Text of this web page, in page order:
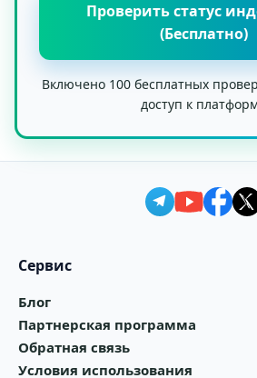
Проверить статус
(Бесплатно)
Включено 100 бесплатных
доступ к
Сервис
Блог
Партнерская программа
Обратная связь
Условия использования